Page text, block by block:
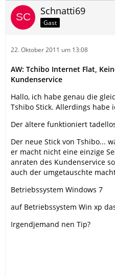
Schnatti69
Gast
22. Oktober 2011 um 13:08
AW: Tchibo Internet Flat,
Kundenservice
Hallo, ich habe genau die
Tshibo Stick. Allerdings habe
Der ältere funktioniert
Der neue Stick von Tshibo...
er macht nicht eine einzige
anraten des Kundenservice
auch der umgetauschte
Betriebssystem Windows 7
auf Betriebssystem Win xp
Irgendjemand nen Tip?